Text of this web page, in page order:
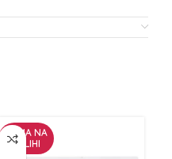
NEMA NA
ZALIHI